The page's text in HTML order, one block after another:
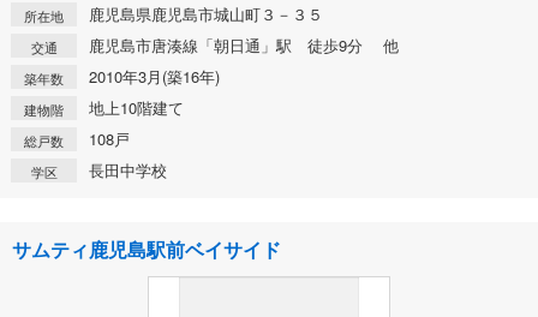
所在地 鹿児島県鹿児島市城山町３－３５
交通 鹿児島市唐湊線「朝日通」駅 徒歩9分 他
築年数 2010年3月(築16年)
建物階 地上10階建て
総戸数 108戸
学区 長田中学校
サムティ鹿児島駅前ベイサイド